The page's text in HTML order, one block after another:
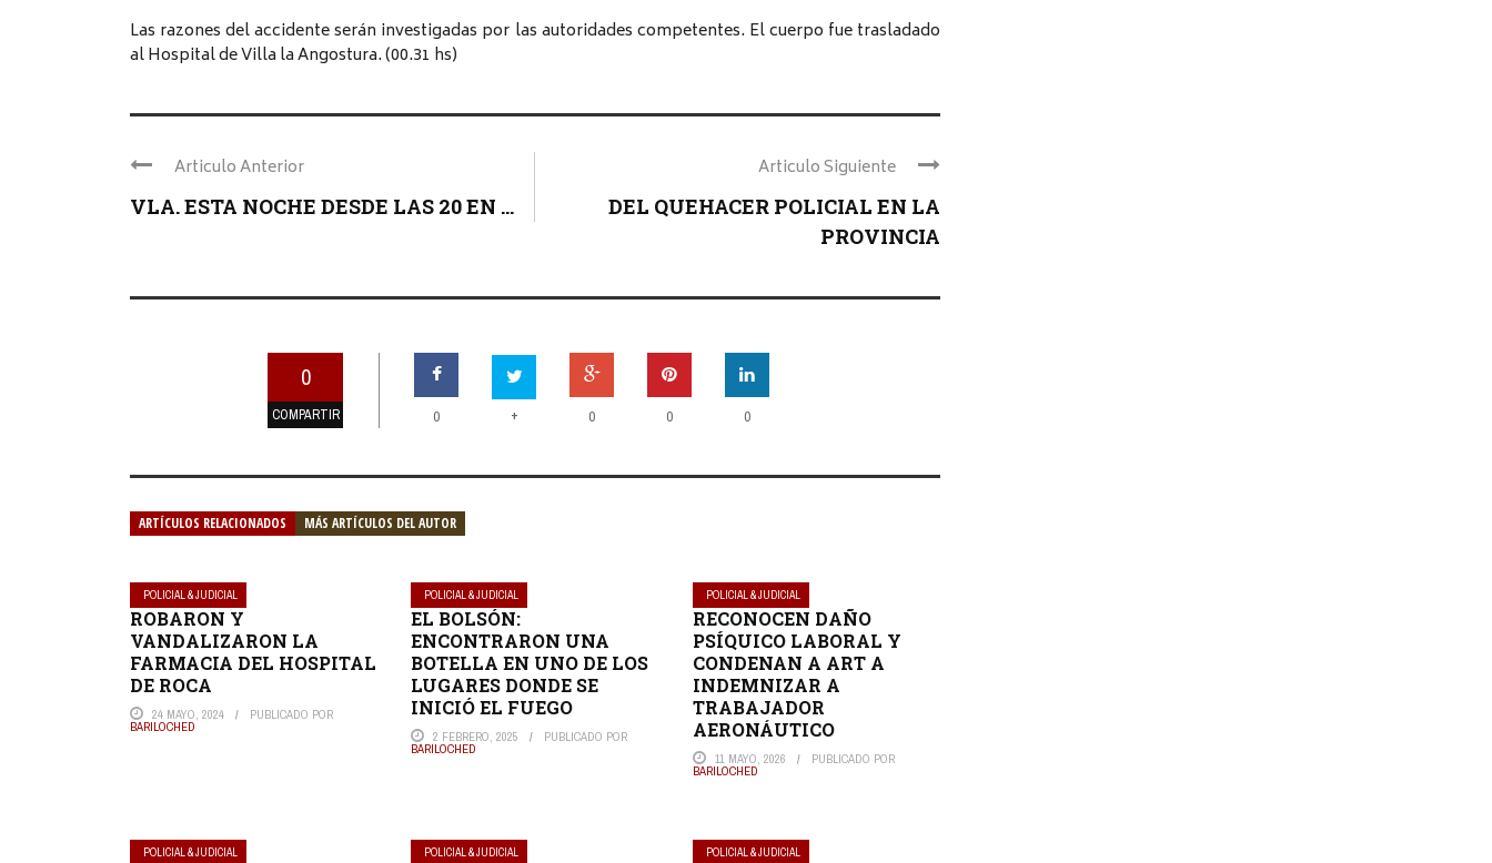
Las razones del accidente serán investigadas por las autoridades competentes. El cuerpo fue trasladado
al Hospital de Villa la Angostura. (00.31 hs)
Articulo Anterior
VLA. ESTA NOCHE DESDE LAS 20 EN ...
Articulo Siguiente
DEL QUEHACER POLICIAL EN LA
PROVINCIA
0
COMPARTIR 0 + 0 0 0
ARTÍCULOS RELACIONADOS MÁS ARTÍCULOS DEL AUTOR
POLICIAL & JUDICIAL
ROBARON Y
VANDALIZARON LA
FARMACIA DEL HOSPITAL
DE ROCA
24 MAYO, 2024 PUBLICADO POR
BARILOCHED
POLICIAL & JUDICIAL
EL BOLSÓN:
ENCONTRARON UNA
BOTELLA EN UNO DE LOS
LUGARES DONDE SE
INICIÓ EL FUEGO
2 FEBRERO, 2025 PUBLICADO POR
BARILOCHED
POLICIAL & JUDICIAL
RECONOCEN DAÑO
PSÍQUICO LABORAL Y
CONDENAN A ART A
INDEMNIZAR A
TRABAJADOR
AERONÁUTICO
11 MAYO, 2026 PUBLICADO POR
BARILOCHED
POLICIAL & JUDICIAL POLICIAL & JUDICIAL POLICIAL & JUDICIAL